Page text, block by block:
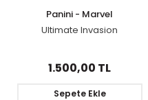
Panini - Marvel
Ultimate Invasion
1.500,00 TL
Sepete Ekle